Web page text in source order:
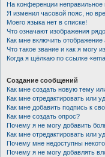
На конференции неправильное
Я изменил часовой пояс, но
Моего языка нет в списке!
Что означают изображения
Как мне включить отображение
Что такое звание и как я могу
Когда я щёлкаю по ссылке
Создание сообщений
Как мне создать новую тему
Как мне отредактировать или
Как мне добавить подпись к
Как мне создать опрос?
Почему я не могу добавить
Как мне отредактировать или
Почему мне недоступны
Почему я не могу добавлять